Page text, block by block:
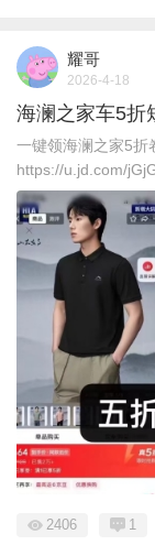
耀哥
2026-4-18
海澜之家车5折
一键领海澜之家5折
https://u.jd.com/
2406 1